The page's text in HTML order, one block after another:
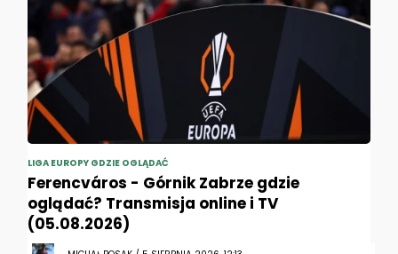
LIGA EUROPY GDZIE OGLĄDAĆ
Ferencváros - Górnik Zabrze gdzie
oglądać? Transmisja online i TV
(05.08.2026)